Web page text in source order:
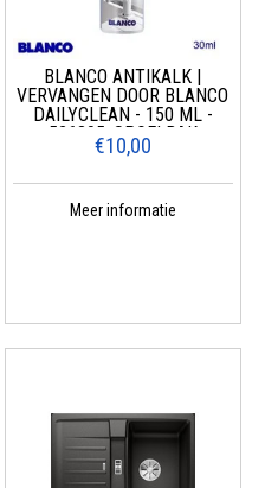
BLANCO ANTIKALK |
VERVANGEN DOOR BLANCO
DAILYCLEAN - 150 ML -
526305, SPOELBAK
€10,00
Meer informatie